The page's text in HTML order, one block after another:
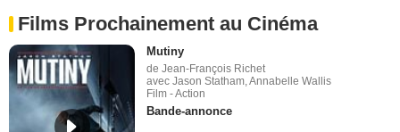
Films Prochainement au Cinéma
Mutiny
de Jean-François Richet
avec Jason Statham, Annabelle Wallis
Film - Action
Bande-annonce